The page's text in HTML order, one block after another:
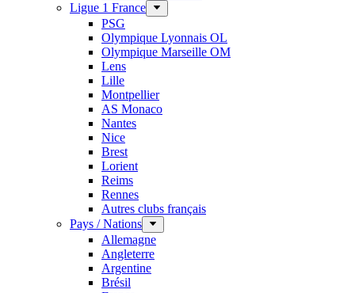
Ligue 1 France
PSG
Olympique Lyonnais OL
Olympique Marseille OM
Lens
Lille
Montpellier
AS Monaco
Nantes
Nice
Brest
Lorient
Reims
Rennes
Autres clubs français
Pays / Nations
Allemagne
Angleterre
Argentine
Brésil